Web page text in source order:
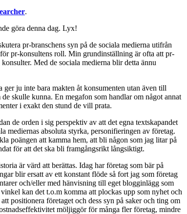
.
göra denna dag. Lyx!
pr-branschens syn på de sociala medierna utifrån
pr-konsultens roll. Min grundinställning är ofta att pr-
Med de sociala medierna blir detta ännu
ju inte bara makten åt konsumenten utan även till
skulle kunna. En megafon som handlar om något annat
i exakt den stund de vill prata.
de orden i sig perspektiv av att det egna textskapandet
absoluta styrka, personifieringen av företag.
poängen att kamma hem, att bli någon som jag litar på
för att det ska bli framgångsrikt långsiktigt.
är värd att berättas. Idag har företag som bär på
blir ersatt av ett konstant flöde så fort jag som företag
och/eller med hänvisning till eget blogginlägg som
kan det t.o.m komma att plockas upp som nyhet och
positionera företaget och dess syn på saker och ting om
möljiggör för många fler företag, mindre